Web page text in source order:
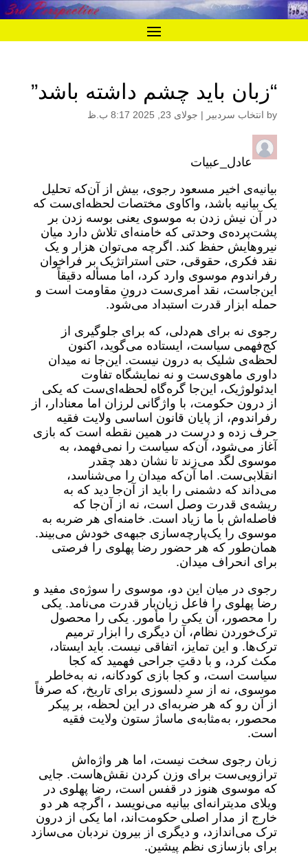
“زبان باید چشم داشته باشد”
by انتخاب سردبیر | جولای 23, 2025 8:17 ب.ظ
عادل_عبیات
بیانیه‌ی اخیر مسعود رجوی، بیش از آن‌که تحلیل
یک بیانیه‌ باشد، واکاوی مختصات لحظه‌ای‌ست که
در آن نیش زدن به موسوی یعنی بوسه زدن بر
پشت‌پرده‌ی وحدتی که خامنه‌ای تلاش دارد میان
نیروهایش حفظ کند. اگرچه می‌توان هزار و یک
نقد فکری، حقوقی، حتی استراتژیک بر فراخوان
رفراندوم موسوی وارد کرد، اما مسأله دقیقاً
این‌جاست، نقد امری‌ست درونِ مقاومت است و
حمله ابزار قدرت استبداد می‌شود.
رجوی نه برای هم‌دلی، که برای جلوگیری از
کج‌فهمی سیاست، ایستاده می‌گوید، اکنون
لحظه‌ی شلیک به درون نیست. این‌جا نه میدان
داوری ماهوی‌ست و نه نمایشگاه تفاوت
ایدئولوژیک، این‌جا گره‌گاه لحظه‌ای‌ست که یکی
از درون حکومت، با واژگانی لرزان اما معنادار، از
رفراندوم، از پایان قانون اساسی ولایت فقیه
حرف زده و درست در همین نقطه است که بازی
آغاز می‌شود، آن‌که سیاست را نمی‌فهمد، به
موسوی لگد می‌زند تا نشان دهد چقدر
انقلابی‌ست. اما آن‌که میدان را می‌شناسد،
می‌داند که دشمنی را باید از آن‌جا دید که به
ریشه‌ی قدرت وصل است، نه از آن‌جا که
فاصله‌اش با ما زیاد است. خامنه‌ای هر ضربه به
موسوی را یک‌پارچه‌سازی جبهه‌ی خودش می‌بیند.
همان‌طور که هر حضور رضا پهلوی را فرصتی
برای انحراف میدان.
رجوی در میان این دو، موسوی را سوژه‌ی مفید و
رضا پهلوی را فاعل زیان‌بار قدرت می‌نامد. یکی
را محصور، آن یکی را مأمور. یکی را محصول
ترک‌خوردن نظام، آن دیگری را ابزار ترمیم
ترک‌ها. و این تمایز، اتفاقی نیست. باید ایستاد،
مکث کرد، و با دقتِ جراحی فهمید که کجا
سیاست است، و کجا بازی کودکانه، نه به‌خاطر
موسوی، نه از سرِ دلسوزی برای تاریخ، که صرفاً
از آن رو که هر ضربه‌ای در این لحظه، بر پیکر
محصور، به‌مثابه‌ی ماساژ ستون ولایت فقیه
است.
زبان رجوی سخت نیست، اما هر واژه‌اش
ترازویی‌ست برای وزن کردن نقش‌هاست. جایی
که موسوی هنوز در قفس است، رضا پهلوی در
ویلای مدیترانه‌ای بیانیه می‌نویسد ، اگرچه هر دو
خارج از مدار اصلی حکومت‌اند، اما یکی از درون
ترک می‌اندازد، و دیگری از بیرون نردبان می‌سازد
برای بازسازی نظم پیشین.